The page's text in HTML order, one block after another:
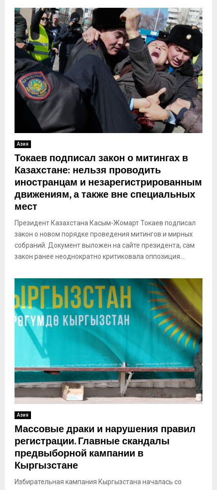
Азия
Токаев подписал закон о митингах в
Казахстане: нельзя проводить
иностранцам и незарегистрированным
движениям, а также вне специальных
мест
Президент Казахстана Касым-Жомарт Токаев подписал
закон о новом порядке проведения митингов и мирных
собраний. Документ выложен на сайте президента, сам
закон ранее неоднократно критиковала оппозиция...
Азия
Массовые драки и нарушения правил
регистрации. Главные скандалы
предвыборной кампании в
Кыргызстане
Избирательная кампания Кыргызстана началась со